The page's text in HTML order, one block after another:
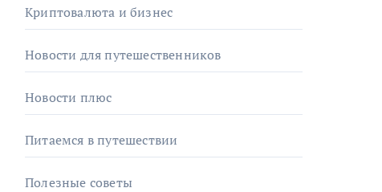
Криптовалюта и бизнес
Новости для путешественников
Новости плюс
Питаемся в путешествии
Полезные советы